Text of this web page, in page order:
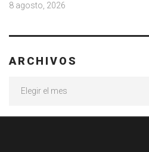
8 agosto, 2026
ARCHIVOS